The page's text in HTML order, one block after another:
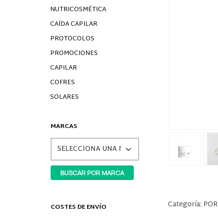
NUTRICOSMÉTICA
CAÍDA CAPILAR
PROTOCOLOS
PROMOCIONES
CAPILAR
COFRES
SOLARES
MARCAS
COSTES DE ENVÍO Categoría: